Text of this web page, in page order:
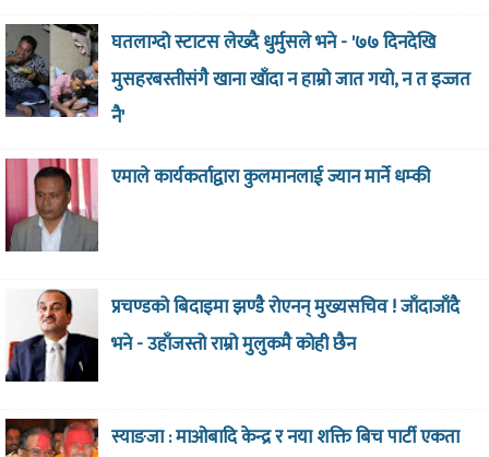
घतलाग्दो स्टाटस लेख्दै धुर्मुसले भने - '७७ दिनदेखि
मुसहरबस्तीसंगै खाना खाँदा न हाम्रो जात गयो, न त इज्जत
नै'
एमाले कार्यकर्ताद्वारा कुलमानलाई ज्यान मार्ने धम्की
प्रचण्डको बिदाइमा झण्डै रोएनन् मुख्यसचिव ! जाँदाजाँदै
भने - उहाँजस्तो राम्रो मुलुकमै कोही छैन
स्याङजा : माओबादि केन्द्र र नया शक्ति बिच पार्टी एकता